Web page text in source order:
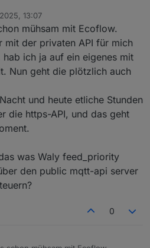
sein. Werde demnächst die
und dann ist die DP3 das
aus der 3er Serie unterstützt
gern beim Testen beteiligen,
freuen.
ich dann die benötigten Dinge
bräuchte dann jemanden der das
13:07
mühsam mit Ecoflow.
mit der privaten API für mich
ich ja auf ein eigenes mit
Nun geht die plötzlich auch
und heute etliche Stunden
die https-API, und das geht
was Waly feed_priority
den public mqtt-api server
0